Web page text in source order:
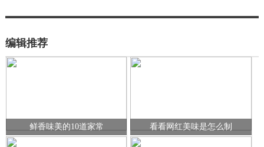
编辑推荐
鲜香味美的10道家常 看看网红美味是怎么制